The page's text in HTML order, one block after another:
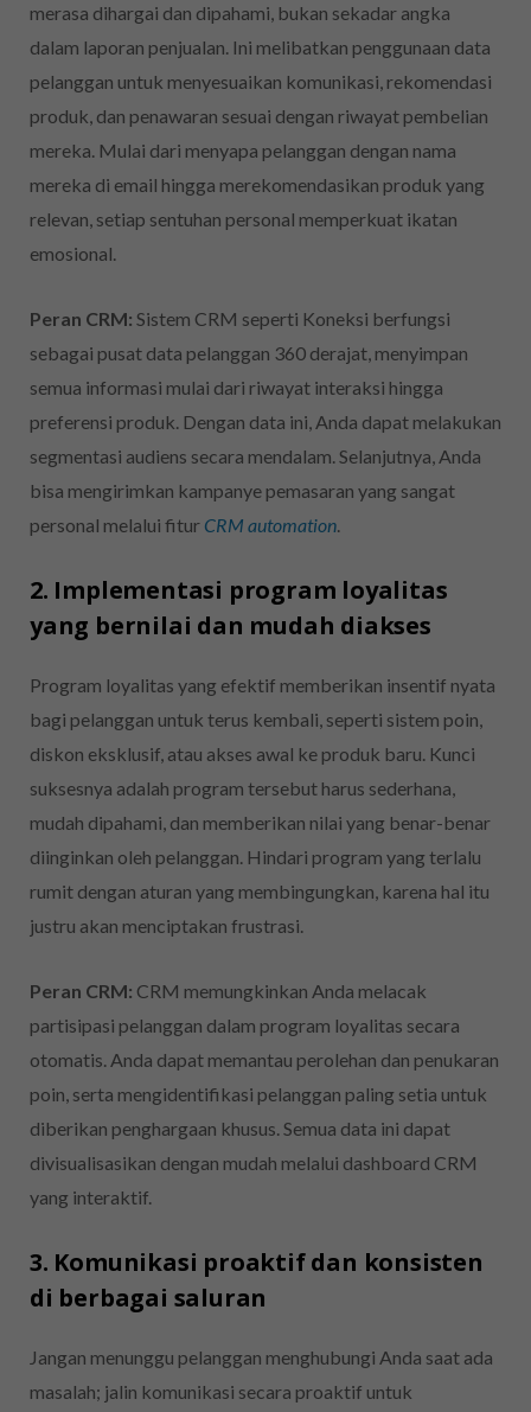
merasa dihargai dan dipahami, bukan sekadar angka
dalam laporan penjualan. Ini melibatkan penggunaan data
pelanggan untuk menyesuaikan komunikasi, rekomendasi
produk, dan penawaran sesuai dengan riwayat pembelian
mereka. Mulai dari menyapa pelanggan dengan nama
mereka di email hingga merekomendasikan produk yang
relevan, setiap sentuhan personal memperkuat ikatan
emosional.
Peran CRM: Sistem CRM seperti Koneksi berfungsi
sebagai pusat data pelanggan 360 derajat, menyimpan
semua informasi mulai dari riwayat interaksi hingga
preferensi produk. Dengan data ini, Anda dapat melakukan
segmentasi audiens secara mendalam. Selanjutnya, Anda
bisa mengirimkan kampanye pemasaran yang sangat
personal melalui fitur CRM automation.
2. Implementasi program loyalitas
yang bernilai dan mudah diakses
Program loyalitas yang efektif memberikan insentif nyata
bagi pelanggan untuk terus kembali, seperti sistem poin,
diskon eksklusif, atau akses awal ke produk baru. Kunci
suksesnya adalah program tersebut harus sederhana,
mudah dipahami, dan memberikan nilai yang benar-benar
diinginkan oleh pelanggan. Hindari program yang terlalu
rumit dengan aturan yang membingungkan, karena hal itu
justru akan menciptakan frustrasi.
Peran CRM: CRM memungkinkan Anda melacak
partisipasi pelanggan dalam program loyalitas secara
otomatis. Anda dapat memantau perolehan dan penukaran
poin, serta mengidentifikasi pelanggan paling setia untuk
diberikan penghargaan khusus. Semua data ini dapat
divisualisasikan dengan mudah melalui dashboard CRM
yang interaktif.
3. Komunikasi proaktif dan konsisten
di berbagai saluran
Jangan menunggu pelanggan menghubungi Anda saat ada
masalah; jalin komunikasi secara proaktif untuk